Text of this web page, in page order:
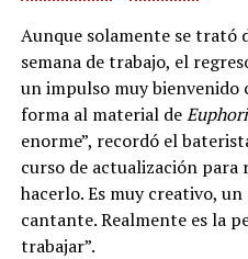
Aunque solamente se trató
semana de trabajo, el
un impulso muy bienvenido
forma al material de
enorme”, recordó el
curso de actualización
hacerlo. Es muy creativo,
cantante. Realmente es la
trabajar”.